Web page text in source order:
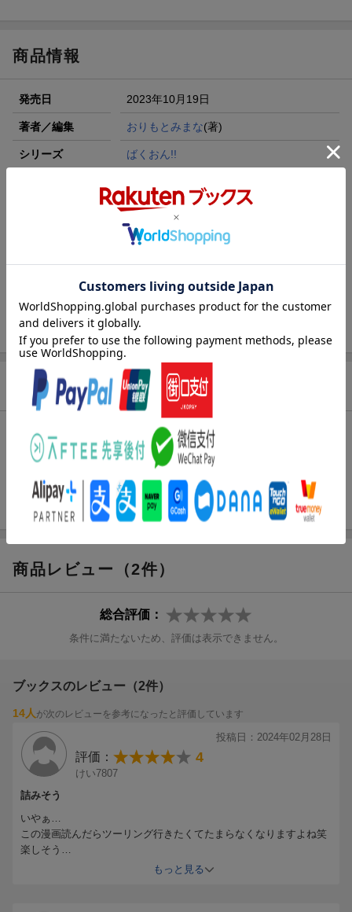
商品情報
発売日 2023年10月19日
著者／編集 おりもとみまな(著)
シリーズ ばくおん!!
ヤングチャンピオン烈コミックス
秋田書店
発行形態 コミック
208p
ISBN 9784253256445
商品説明
内容紹介（JPROより）
初めての四国ツーリング、各地のグルメや不思議スポットを巡っ
ちゃおう♪ と、ウキウキのバイク部メンバーたちに、オートバイ
乗りにはおなじみのトラブルが続発で…!?
商品レビュー（2件）
総合評価：
条件に満たないため、評価は表示できません。
ブックスのレビュー（2件）
14人 が次のレビューを参考になったと評価しています
投稿日：2024年02月28日
評価： 4
けい7807
詰みそう
いやぁ…
この漫画読んだらツーリング行きたくてたまらなくなりますよね笑
楽しそう
でも本当に楽しいのは気の置けない仲間との時間でしょう
もっと見る